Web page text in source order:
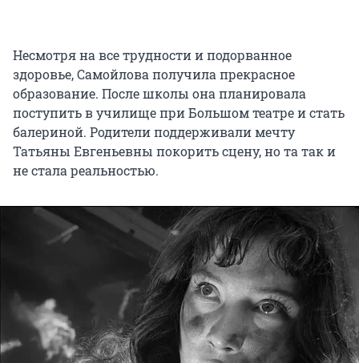
Несмотря на все трудности и подорванное
здоровье, Самойлова получила прекрасное
образование. После школы она планировала
поступить в училище при Большом театре и стать
балериной. Родители поддерживали мечту
Татьяны Евгеньевны покорить сцену, но та так и
не стала реальностью.